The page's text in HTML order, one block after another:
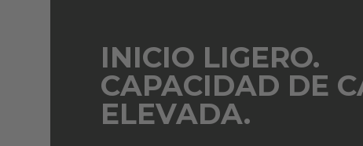
INICIO LIGERO.
CAPACIDAD DE
ELEVADA.